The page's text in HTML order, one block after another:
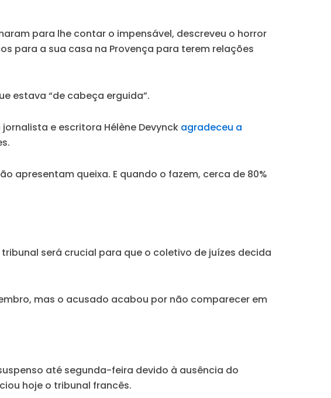
para lhe contar o impensável, descreveu o horror
para a sua casa na Provença para terem relações
estava “de cabeça erguida”.
e escritora Hélène Devynck agradeceu a
apresentam queixa. E quando o fazem, cerca de 80%
será crucial para que o coletivo de juízes decida
mas o acusado acabou por não comparecer em
até segunda-feira devido à ausência do
hoje o tribunal francês.